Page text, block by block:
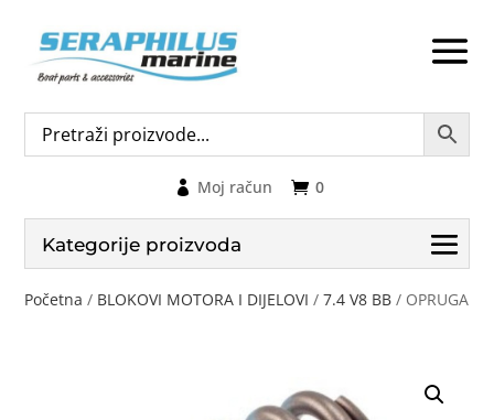
0
Moj račun
Kategorije proizvoda
Početna / BLOKOVI MOTORA I DIJELOVI /7.4 V8 BB / OPRUGA